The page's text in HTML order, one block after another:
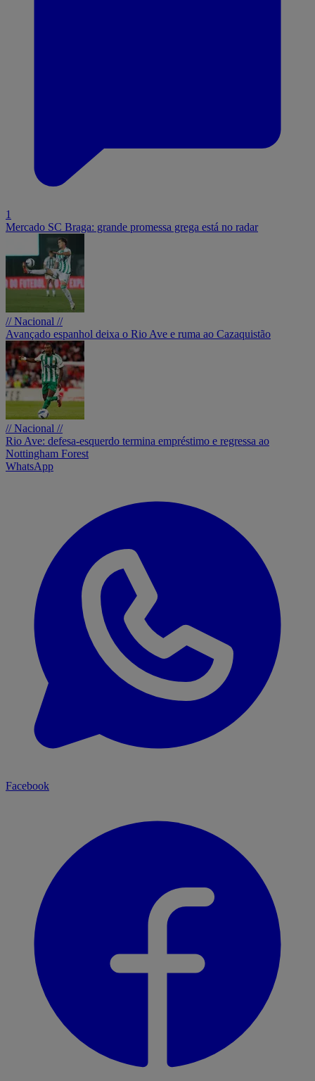
1
Mercado SC Braga: grande promessa grega está no radar
// Nacional //
Avançado espanhol deixa o Rio Ave e ruma ao Cazaquistão
// Nacional //
Rio Ave: defesa-esquerdo termina empréstimo e regressa ao
Nottingham Forest
WhatsApp
Facebook